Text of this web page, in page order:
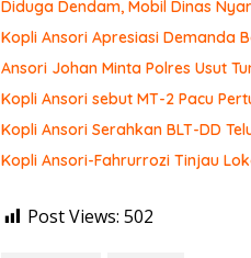
Diduga Dendam, Mobil Dinas
Kopli Ansori Apresiasi Demanda
Ansori Johan Minta Polres Usut
Kopli Ansori sebut MT-2 Pacu
Kopli Ansori Serahkan BLT-DD
Kopli Ansori-Fahrurrozi Tinjau
Post Views: 502